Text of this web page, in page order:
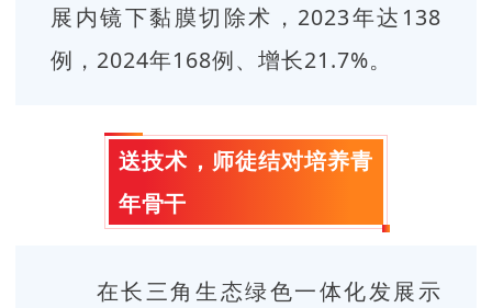
展内镜下黏膜切除术，2023年达138
例，2024年168例、增长21.7%。
送技术，师徒结对培养青
年骨干
在长三角生态绿色一体化发展示